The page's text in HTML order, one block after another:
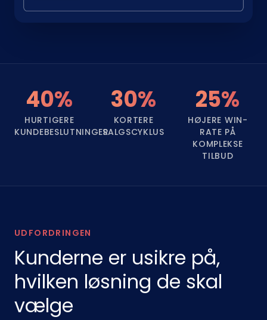
40%
HURTIGERE
KUNDEBESLUTNINGER
30%
KORTERE
SALGSCYKLUS
25%
HØJERE WIN-
RATE PÅ
KOMPLEKSE
TILBUD
UDFORDRINGEN
Kunderne er usikre på,
hvilken løsning de skal
vælge